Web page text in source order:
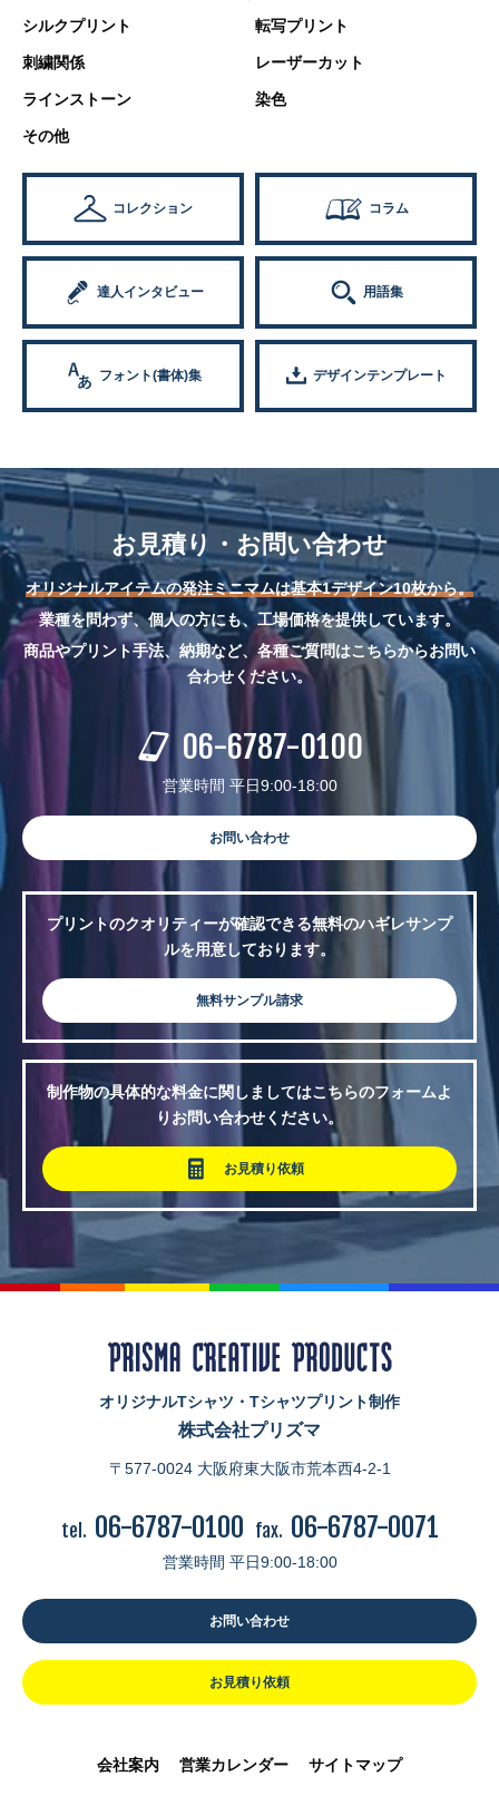
シルクプリント 転写プリント
刺繍関係 レーザーカット
ラインストーン 染色
その他
コレクション コラム
達人インタビュー 用語集
フォント(書体)集 デザインテンプレート
お見積り・お問い合わせ
オリジナルアイテムの発注ミニマムは基本1デザイン10枚から。
業種を問わず、個人の方にも、工場価格を提供しています。
商品やプリント手法、納期など、各種ご質問はこちらからお問い
合わせください。
06-6787-0100
営業時間 平日9:00-18:00
お問い合わせ
プリントのクオリティーが確認できる無料のハギレサンプ
ルを用意しております。
無料サンプル請求
制作物の具体的な料金に関しましてはこちらのフォームよ
りお問い合わせください。
お見積り依頼
オリジナルTシャツ・Tシャツプリント制作
株式会社プリズマ
〒577-0024 大阪府東大阪市荒本西4-2-1
tel. 06-6787-0100 fax. 06-6787-0071
営業時間 平日9:00-18:00
お問い合わせ
お見積り依頼
会社案内 営業カレンダー サイトマップ